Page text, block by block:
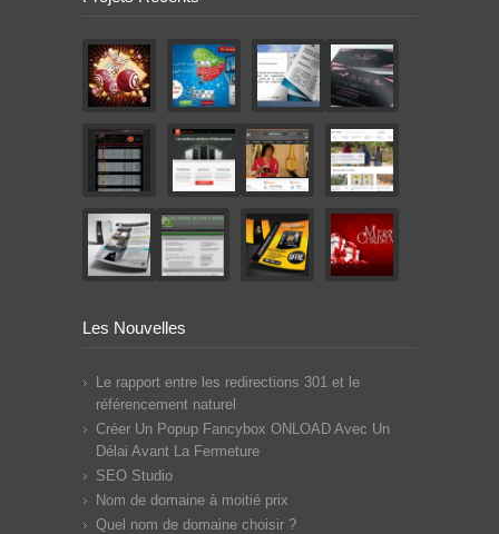
Les Nouvelles
Le rapport entre les redirections 301 et le
référencement naturel
Créer Un Popup Fancybox ONLOAD Avec Un
Délai Avant La Fermeture
SEO Studio
Nom de domaine à moitié prix
Quel nom de domaine choisir ?